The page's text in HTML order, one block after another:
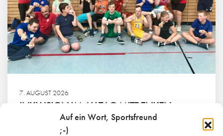
Auf ein Wort, Sportsfreund
;-)
7. AUGUST 2026
INKLUSION IM ALLTAG MITDENKEN